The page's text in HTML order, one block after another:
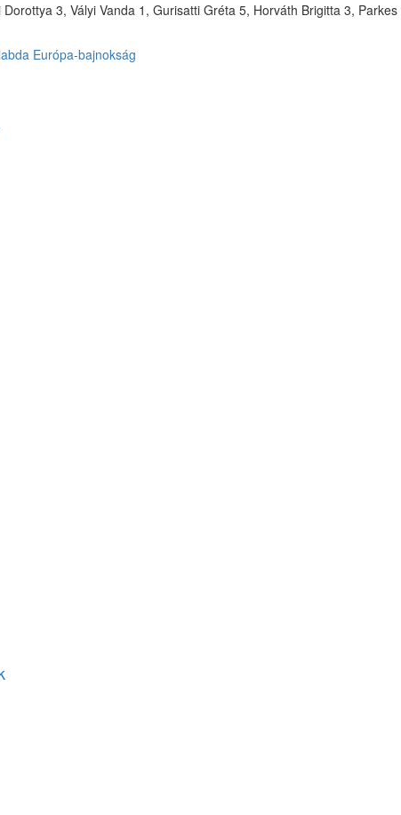
3, Vályi Vanda 1, Gurisatti Gréta 5, Horváth Brigitta 3,
Európa-bajnokság